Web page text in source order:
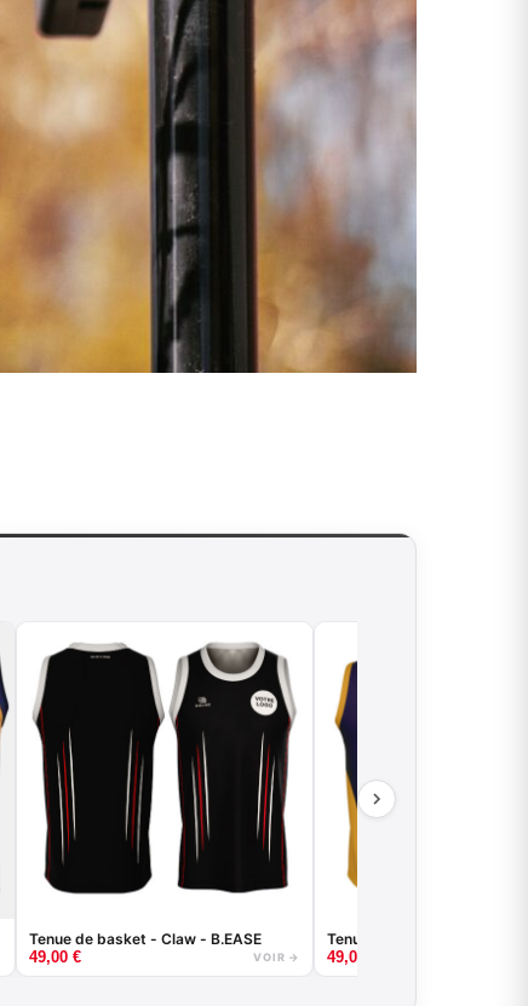
Tenue de basket - Claw - B.EASE
49,00 € VOIR →
Tenue de basket - Wave -
49,00